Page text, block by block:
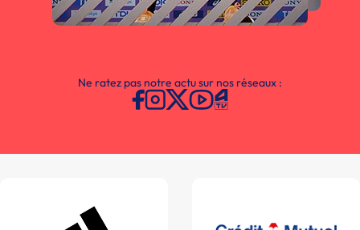
Ne ratez pas notre actu sur nos réseaux :